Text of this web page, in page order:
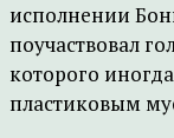
исполнении
поучаствовал
которого
пластиковым